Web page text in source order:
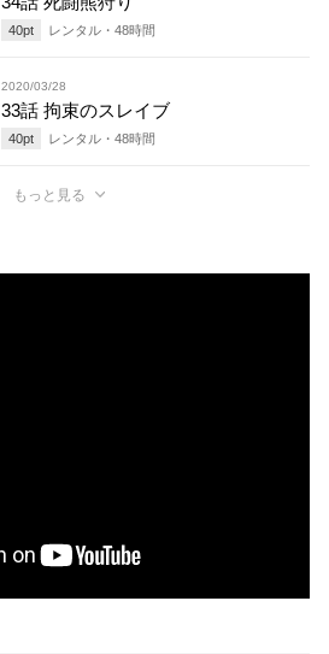
40pt レンタル・ 48時間
2020/03/28
33話 拘束のスレイブ
40pt レンタル・ 48時間
もっと見る